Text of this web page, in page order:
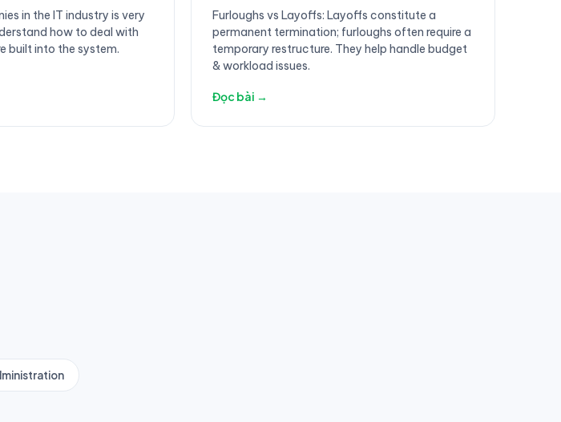
in the IT industry is very
built into the system.
Furloughs vs Layoffs: Layoffs constitute a
permanent termination; furloughs often require a
temporary restructure. They help handle budget
& workload issues.
Đọc bài →